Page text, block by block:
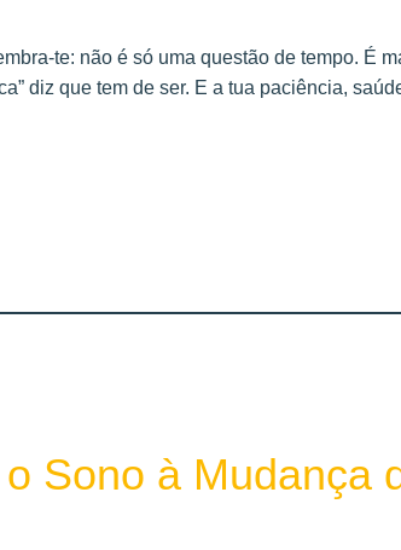
te: não é só uma questão de tempo. É
diz que tem de ser. E a tua paciência,
Sono à Mudança